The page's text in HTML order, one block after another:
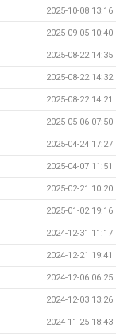
2025-10-08 13:16
2025-09-05 10:40
2025-08-22 14:35
2025-08-22 14:32
2025-08-22 14:21
2025-05-06 07:50
2025-04-24 17:27
2025-04-07 11:51
2025-02-21 10:20
2025-01-02 19:16
2024-12-31 11:17
2024-12-21 19:41
2024-12-06 06:25
2024-12-03 13:26
2024-11-25 18:43